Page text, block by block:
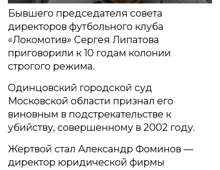
Бывшего председателя совета
директоров футбольного клуба
«Локомотив» Сергея Липатова
приговорили к 10 годам колонии
строгого режима.
Одинцовский городской суд
Московской области признал его
виновным в подстрекательстве к
убийству, совершенному в 2002 году.
Жертвой стал Александр Фоминов —
директор юридической фирмы